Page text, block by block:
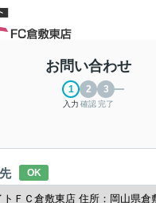
お問い合わせ
入力 確認完了
OK